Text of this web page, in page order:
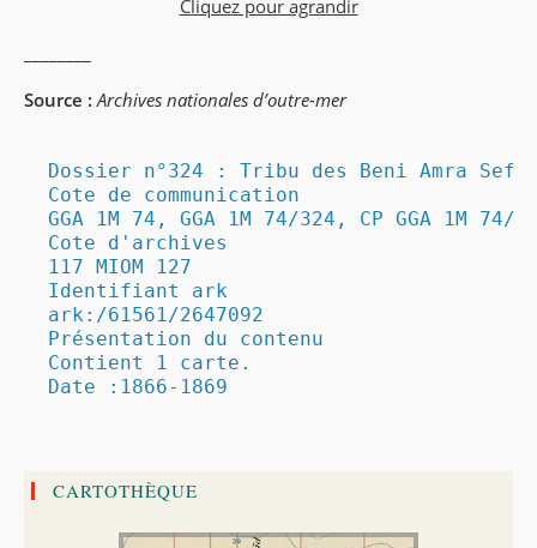
Cliquez pour agrandir
Source : Archives nationales d’outre-mer
Dossier n°324 : Tribu des Beni Amra
Cote de communication
GGA 1M 74, GGA 1M 74/324, CP GGA 1M 74/
Cote d'archives
117 MIOM 127
Identifiant ark
ark:/61561/2647092
Présentation du contenu
Contient 1 carte.
Date :1866-1869
CARTOTHÈQUE